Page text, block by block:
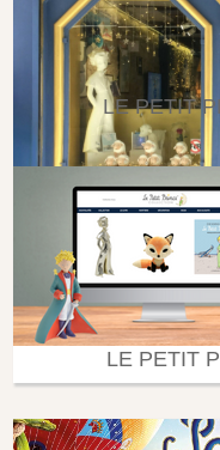
LE PETIT
LE PETIT